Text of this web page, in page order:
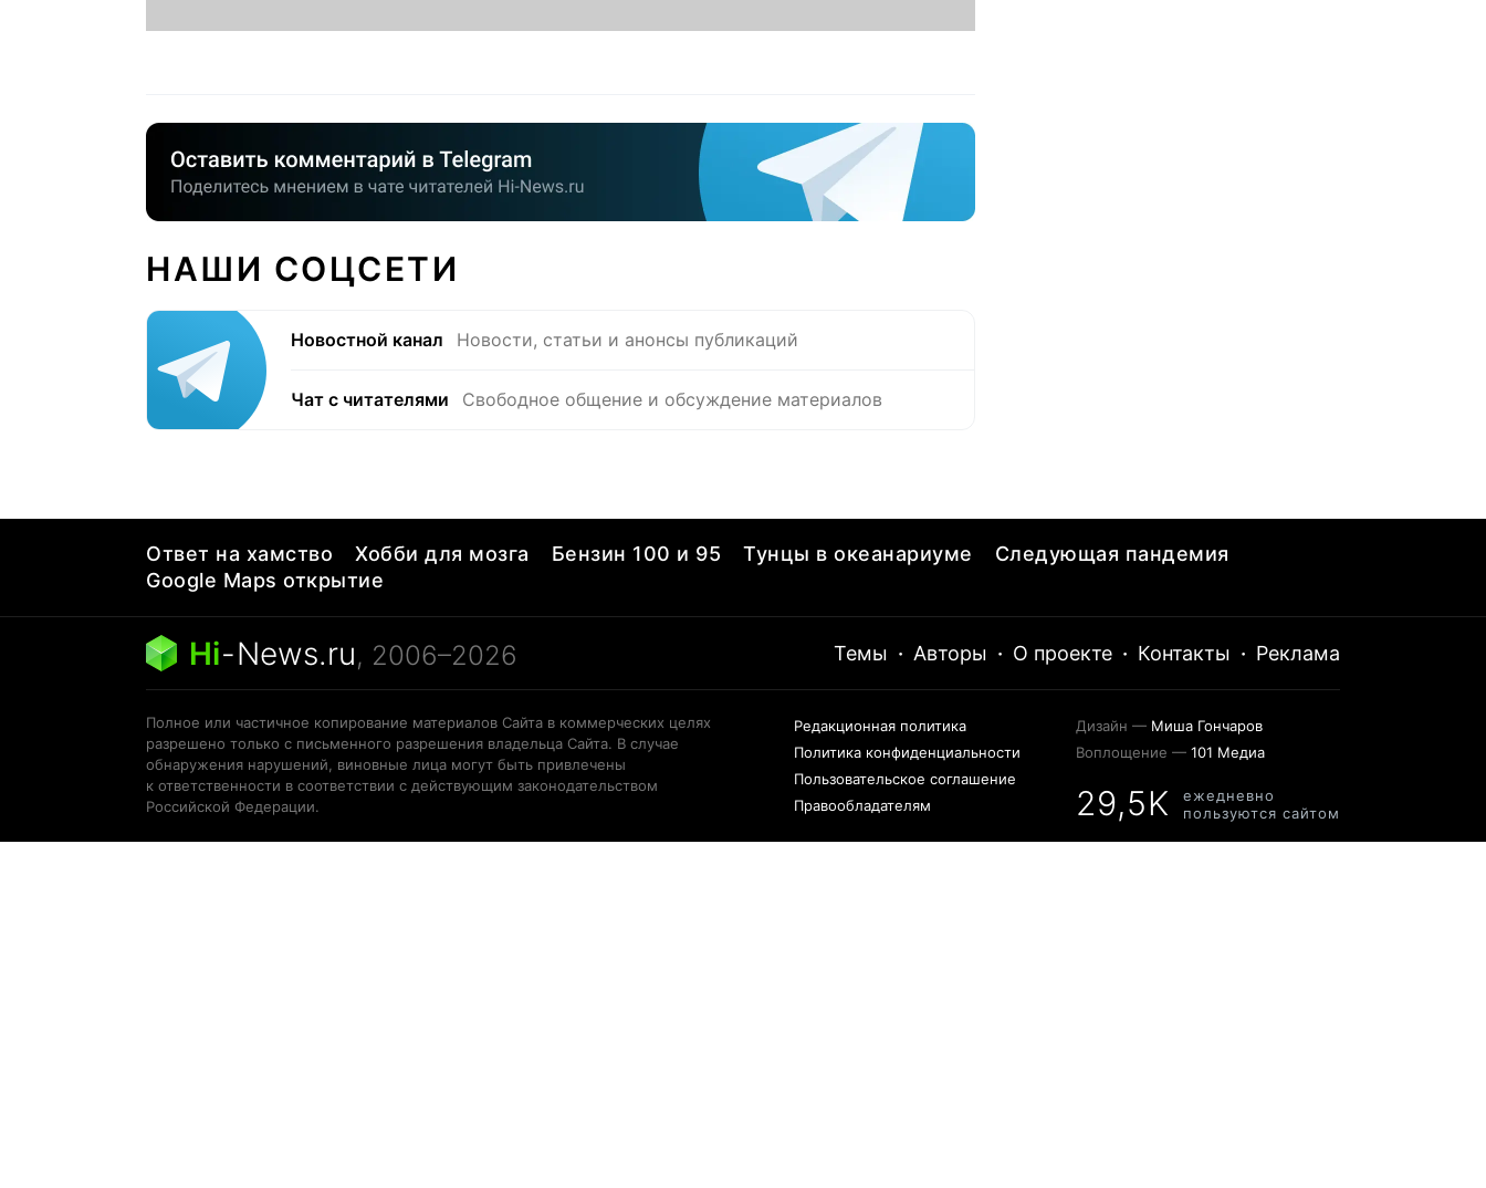
НАШИ СОЦСЕТИ
Новостной канал Новости, статьи и анонсы публикаций
Чат с читателями Свободное общение и обсуждение материалов
Ответ на хамство Хобби для мозга Бензин 100 и 95 Тунцы в океанариуме
Следующая пандемия
Google Maps открытие
Hi-News.ru, 2006–2026 Темы · Авторы · О проекте · Контакты · Реклама
Полное или частичное копирование материалов Сайта в коммерческих целях
разрешено только с письменного разрешения владельца Сайта. В случае
обнаружения нарушений, виновные лица могут быть привлечены
к ответственности в соответствии с действующим законодательством
Российской Федерации.
Редакционная политика
Политика конфиденциальности
Пользовательское соглашение
Правообладателям
Дизайн — Миша Гончаров
Воплощение — 101 Медиа
29,5K
ежедневно
пользуются сайтом